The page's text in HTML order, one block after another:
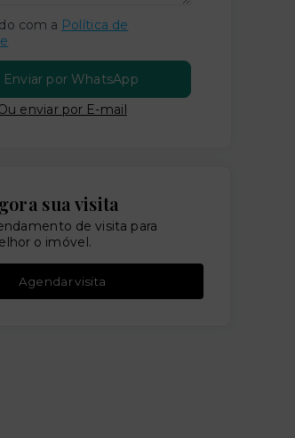
com a Política de
Enviar por WhatsApp
enviar por E-mail
sua visita
de visita para
o imóvel.
Agendar visita